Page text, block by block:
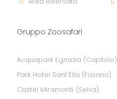
Gruppo Zoosafari
Acquapark Egnazia (Capitolo)
Park Hotel Sant'Elia (Fasano)
Castel Miramonti (Selva)